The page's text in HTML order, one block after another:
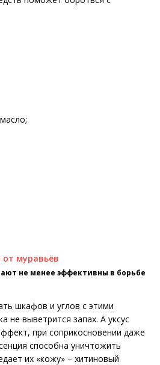
не менее эффективны в борьбе
шкафов и углов с этими
не выветрится запах. А уксус
при соприкосновении даже
способна уничтожить
их «кожу» – хитиновый